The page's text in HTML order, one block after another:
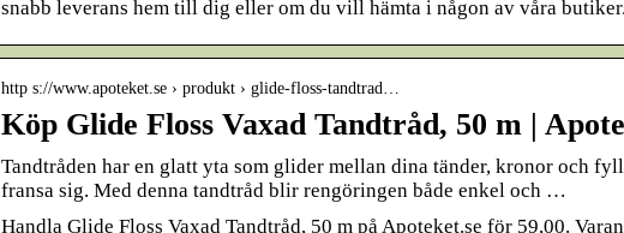
snabb leverans hem till dig eller om du vill hämta i någon av våra butiker.
http s://www.apoteket.se › produkt › glide-floss-tandtrad…
Köp Glide Floss Vaxad Tandtråd, 50 m |
Tandtråden har en glatt yta som glider mellan dina tänder, kronor och
fransa sig. Med denna tandtråd blir rengöringen både enkel och …
Handla Glide Floss Vaxad Tandtråd, 50 m på Apoteket.se för 59,00.